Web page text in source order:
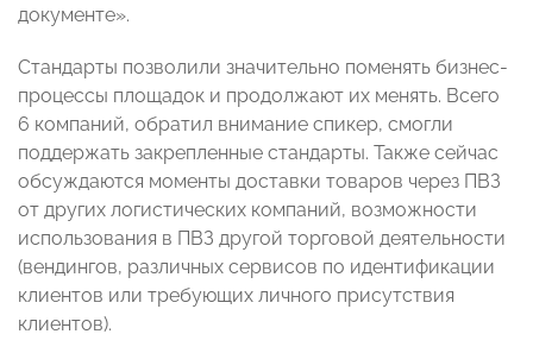
документе».
Стандарты позволили значительно поменять бизнес-
процессы площадок и продолжают их менять. Всего
6 компаний, обратил внимание спикер, смогли
поддержать закрепленные стандарты. Также сейчас
обсуждаются моменты доставки товаров через ПВЗ
от других логистических компаний, возможности
использования в ПВЗ другой торговой деятельности
(вендингов, различных сервисов по идентификации
клиентов или требующих личного присутствия
клиентов).